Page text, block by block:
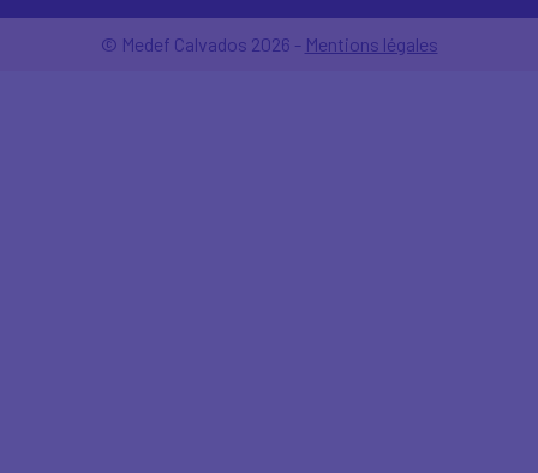
© Medef Calvados 2026 - Mentions légales